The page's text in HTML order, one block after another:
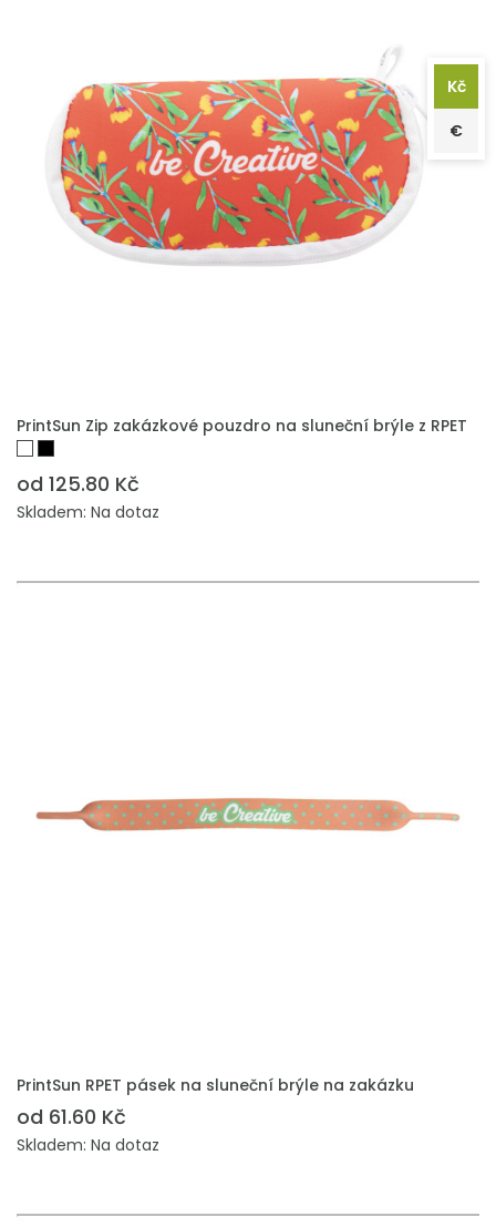
PŘIDAT DO POPTÁVKY
PrintSun Zip zakázkové pouzdro na sluneční brýle z RPET
od 125.80 Kč
Skladem: Na dotaz
PŘIDAT DO POPTÁVKY
PrintSun RPET pásek na sluneční brýle na zakázku
od 61.60 Kč
Skladem: Na dotaz
Kč
€